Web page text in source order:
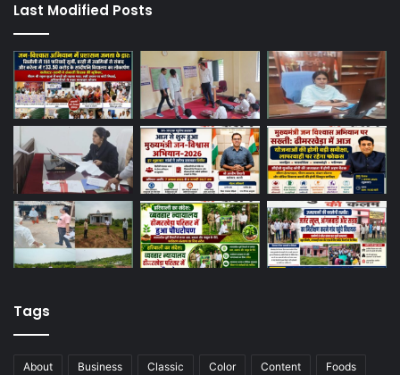
Last Modified Posts
Tags
About Business Classic Color Content Foods